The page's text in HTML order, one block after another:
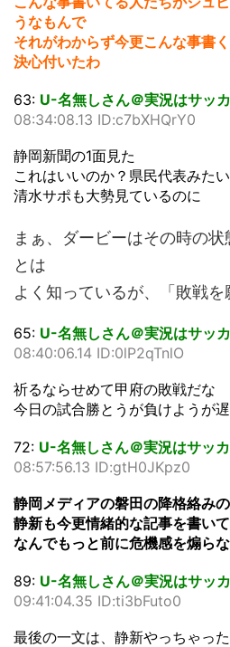
うなもんで
それがわからず今更こんな事書
決心付いたわ
63: U-名無しさん＠実況はサッ
08:34:08.13 ID:c7bXHQrY0
静岡新聞の1面見た
これはいいのか？県民代表みた
清水サポも大勢見ているのに
まぁ、ダービーはその時の
とは
よく知っているが、「敗戦を
65: U-名無しさん＠実況はサッ
08:40:06.14 ID:0lP2qTnlO
祈るならせめて甲府の敗戦だな
今日の試合勝とうが負けようが
72: U-名無しさん＠実況はサッ
08:57:56.13 ID:gtH0JKpz0
静岡メディアの磐田の降格絡み
静新も今更情緒的な記事を書いて
なんでもっと前に危機感を煽ら
89: U-名無しさん＠実況はサッ
09:41:04.35 ID:ti3bFuto0
最後の一文は、静新やっちゃっ